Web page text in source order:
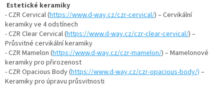
Estetické keramiky
- CZR Cervical (https://www.d-way.cz/czr-cervical/) – Cervikální
keramiky ve 4 odstínech
- CZR Clear Cervical (https://www.d-way.cz/czr-clear-cervical/) –
Průsvitné cervikální keramiky
- CZR Mamelon (https://www.d-way.cz/czr-mamelon/) – Mamelonové
keramiky pro přirozenost
- CZR Opacious Body (https://www.d-way.cz/czr-opacious-body/) –
Keramiky pro úpravu průsvitnosti